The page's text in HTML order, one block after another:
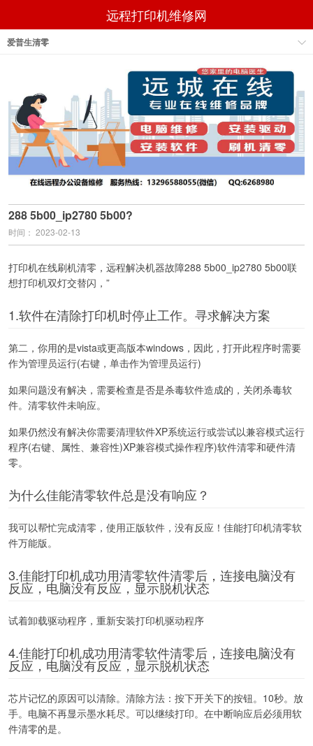
远程打印机维修网
爱普生清零
288 5b00_ip2780 5b00?
时间： 2023-02-13
打印机在线刷机清零，远程解决机器故障288 5b00_ip2780 5b00联
想打印机双灯交替闪，”
1.软件在清除打印机时停止工作。寻求解决方案
第二，你用的是vista或更高版本windows，因此，打开此程序时需要
作为管理员运行(右键，单击作为管理员运行)
如果问题没有解决，需要检查是否是杀毒软件造成的，关闭杀毒软
件。清零软件未响应。
如果仍然没有解决你需要清理软件XP系统运行或尝试以兼容模式运行
程序(右键、属性、兼容性)XP兼容模式操作程序)软件清零和硬件清
零。
为什么佳能清零软件总是没有响应？
我可以帮忙完成清零，使用正版软件，没有反应！佳能打印机清零软
件万能版。
3.佳能打印机成功用清零软件清零后，连接电脑没有
反应，电脑没有反应，显示脱机状态
试着卸载驱动程序，重新安装打印机驱动程序
4.佳能打印机成功用清零软件清零后，连接电脑没有
反应，电脑没有反应，显示脱机状态
芯片记忆的原因可以清除。清除方法：按下开关下的按钮。10秒。放
手。电脑不再显示墨水耗尽。可以继续打印。在中断响应后必须用软
件清零的是。